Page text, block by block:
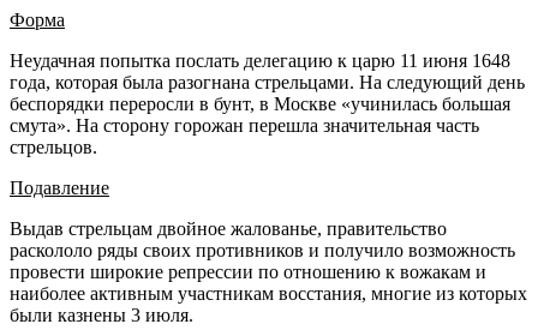
Форма
Неудачная попытка послать делегацию к царю 11 июня 1648
года, которая была разогнана стрельцами. На следующий день
беспорядки переросли в бунт, в Москве «учинилась большая
смута». На сторону горожан перешла значительная часть
стрельцов.
Подавление
Выдав стрельцам двойное жалованье, правительство
раскололо ряды своих противников и получило возможность
провести широкие репрессии по отношению к вожакам и
наиболее активным участникам восстания, многие из которых
были казнены 3 июля.